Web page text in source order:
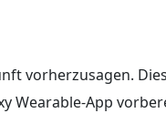
vorherzusagen.
Wearable-App